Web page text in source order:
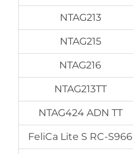
NTAG213
NTAG215
NTAG216
NTAG213TT
NTAG424 ADN TT
FeliCa Lite S RC-S966